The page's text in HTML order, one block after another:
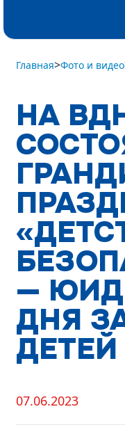
Главная>Фото и видео
НА
—
ДНЯ
ДЕТЕЙ
07.06.2023